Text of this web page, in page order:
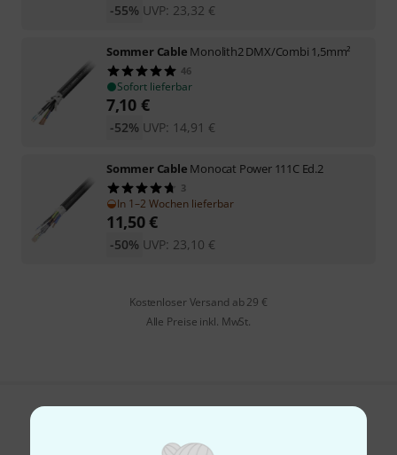
UVP: 23,32 €
-55%
Sommer Cable Monolith2 DMX/Combi 1,5mm²
46
Sofort lieferbar
7,10 €
UVP: 14,91 €
-52%
Sommer Cable Monocat Power 111C Ed.2
3
In 1–2 Wochen lieferbar
11,50€
UVP: 23,10 €
-50%
Kostenloser Versand ab 29 €
Alle Preise inkl. MwSt.